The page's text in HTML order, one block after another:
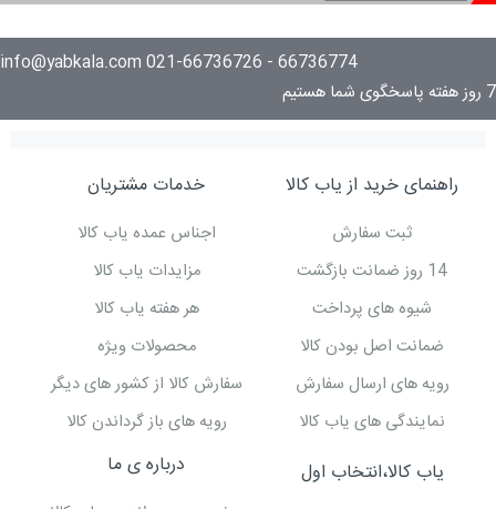
66736774 - 021-66736726 info@yabkala.com
7 روز هفته پاسخگوی شما هستیم
راهنمای خرید از یاب کالا
ثبت سفارش
14 روز ضمانت بازگشت
شیوه های پرداخت
ضمانت اصل بودن کالا
رویه های ارسال سفارش
نمایندگی های یاب کالا
خدمات مشتریان
اجناس عمده یاب کالا
مزایدات یاب کالا
هر هفته یاب کالا
محصولات ویژه
سفارش کالا از کشور های دیگر
رویه های باز گرداندن کالا
یاب کالا،انتخاب اول درباره ی ما